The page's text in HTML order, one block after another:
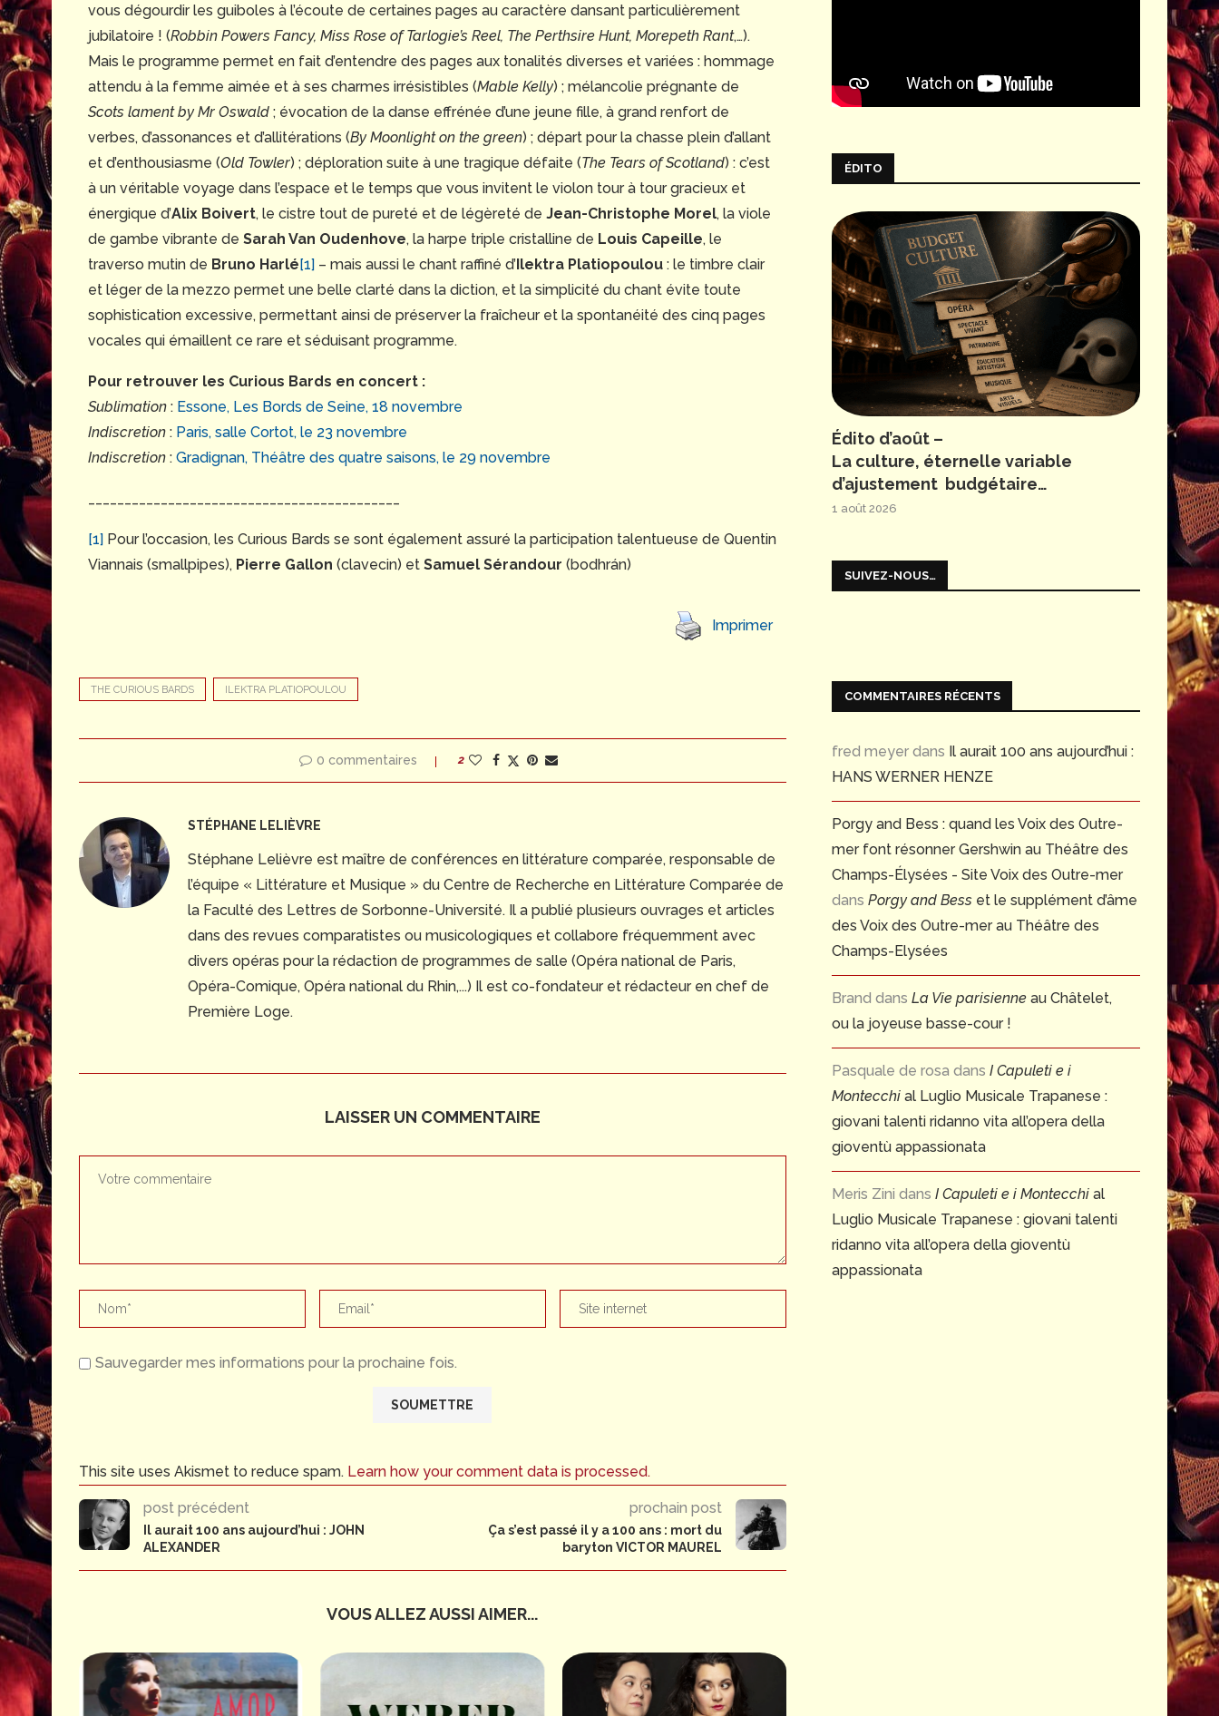
vous dégourdir les guiboles à l’écoute de certaines pages au caractère dansant particulièrement
jubilatoire ! (Robbin Powers Fancy, Miss Rose of Tarlogie’s Reel, The Perthsire Hunt, Morepeth Rant,…).
Mais le programme permet en fait d’entendre des pages aux tonalités diverses et variées : hommage
attendu à la femme aimée et à ses charmes irrésistibles (Mable Kelly) ; mélancolie prégnante de
Scots lament by Mr Oswald ; évocation de la danse effrénée d’une jeune fille, à grand renfort de
verbes, d’assonances et d’allitérations (By Moonlight on the green) ; départ pour la chasse plein d’allant
et d’enthousiasme (Old Towler) ; déploration suite à une tragique défaite (The Tears of Scotland) : c’est
à un véritable voyage dans l’espace et le temps que vous invitent le violon tour à tour gracieux et
énergique d’Alix Boivert, le cistre tout de pureté et de légèreté de Jean-Christophe Morel, la viole
de gambe vibrante de Sarah Van Oudenhove, la harpe triple cristalline de Louis Capeille, le
traverso mutin de Bruno Harlé [1] – mais aussi le chant raffiné d’ Ilektra Platiopoulou : le timbre clair
et léger de la mezzo permet une belle clarté dans la diction, et la simplicité du chant évite toute
sophistication excessive, permettant ainsi de préserver la fraîcheur et la spontanéité des cinq pages
vocales qui émaillent ce rare et séduisant programme.
Pour retrouver les Curious Bards en concert :
Sublimation : Essone, Les Bords de Seine, 18 novembre
Indiscretion : Paris, salle Cortot, le 23 novembre
Indiscretion : Gradignan, Théâtre des quatre saisons, le 29 novembre
[1] Pour l’occasion, les Curious Bards se sont également assuré la participation talentueuse de Quentin
Viannais (smallpipes), Pierre Gallon (clavecin) et Samuel Sérandour (bodhrán)
Imprimer
THE CURIOUS BARDS ILEKTRA PLATIOPOULOU
0 commentaires 2
STÉPHANE LELIÈVRE
Stéphane Lelièvre est maître de conférences en littérature comparée, responsable de
l’équipe « Littérature et Musique » du Centre de Recherche en Littérature Comparée de
la Faculté des Lettres de Sorbonne-Université. Il a publié plusieurs ouvrages et articles
dans des revues comparatistes ou musicologiques et collabore fréquemment avec
divers opéras pour la rédaction de programmes de salle (Opéra national de Paris,
Opéra-Comique, Opéra national du Rhin,...) Il est co-fondateur et rédacteur en chef de
Première Loge.
LAISSER UN COMMENTAIRE
Sauvegarder mes informations pour la prochaine fois.
This site uses Akismet to reduce spam. Learn how your comment data is processed.
post précédent
Il aurait 100 ans aujourd’hui : JOHN
ALEXANDER
prochain post
Ça s’est passé il y a 100 ans : mort du
baryton VICTOR MAUREL
VOUS ALLEZ AUSSI AIMER...
ÉDITO
Édito d’août –
La culture, éternelle variable
d’ajustement budgétaire…
1 août 2026
SUIVEZ-NOUS…
COMMENTAIRES RÉCENTS
fred meyer dans Il aurait 100 ans aujourd’hui :
HANS WERNER HENZE
Porgy and Bess : quand les Voix des Outre-
mer font résonner Gershwin au Théâtre des
Champs-Élysées - Site Voix des Outre-mer
dans Porgy and Bess et le supplément d’âme
des Voix des Outre-mer au Théâtre des
Champs-Elysées
Brand dans La Vie parisienne au Châtelet,
ou la joyeuse basse-cour !
Pasquale de rosa dans I Capuleti e i
Montecchi al Luglio Musicale Trapanese :
giovani talenti ridanno vita all’opera della
gioventù appassionata
Meris Zini dans I Capuleti e i Montecchi al
Luglio Musicale Trapanese : giovani talenti
ridanno vita all’opera della gioventù
appassionata